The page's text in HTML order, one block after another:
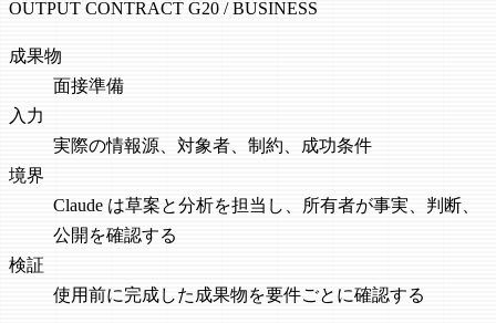
OUTPUT CONTRACT G20 / BUSINESS
成果物
面接準備
入力
実際の情報源、対象者、制約、成功条件
境界
Claude は草案と分析を担当し、所有者が事実、判断、
公開を確認する
検証
使用前に完成した成果物を要件ごとに確認する